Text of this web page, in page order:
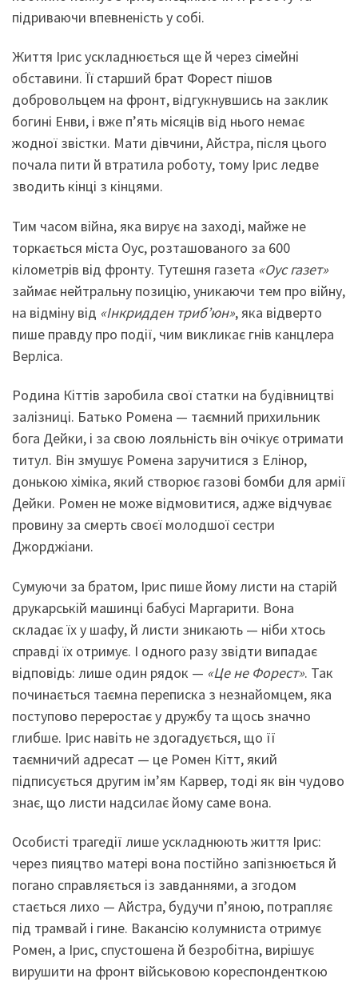
підриваючи впевненість у собі.
Життя Ірис ускладнюється ще й через сімейні
обставини. Її старший брат Форест пішов
добровольцем на фронт, відгукнувшись на заклик
богині Енви, і вже п’ять місяців від нього немає
жодної звістки. Мати дівчини, Айстра, після цього
почала пити й втратила роботу, тому Ірис ледве
зводить кінці з кінцями.
Тим часом війна, яка вирує на заході, майже не
торкається міста Оус, розташованого за 600
кілометрів від фронту. Тутешня газета «Оус газет»
займає нейтральну позицію, уникаючи тем про війну,
на відміну від «Інкридден триб’юн», яка відверто
пише правду про події, чим викликає гнів канцлера
Верліса.
Родина Кіттів заробила свої статки на будівництві
залізниці. Батько Ромена — таємний прихильник
бога Дейки, і за свою лояльність він очікує отримати
титул. Він змушує Ромена заручитися з Елінор,
донькою хіміка, який створює газові бомби для армії
Дейки. Ромен не може відмовитися, адже відчуває
провину за смерть своєї молодшої сестри
Джорджіани.
Сумуючи за братом, Ірис пише йому листи на старій
друкарській машинці бабусі Маргарити. Вона
складає їх у шафу, й листи зникають — ніби хтось
справді їх отримує. І одного разу звідти випадає
відповідь: лише один рядок — «Це не Форест». Так
починається таємна переписка з незнайомцем, яка
поступово переростає у дружбу та щось значно
глибше. Ірис навіть не здогадується, що її
таємничий адресат — це Ромен Кітт, який
підписується другим ім’ям Карвер, тоді як він чудово
знає, що листи надсилає йому саме вона.
Особисті трагедії лише ускладнюють життя Ірис:
через пияцтво матері вона постійно запізнюється й
погано справляється із завданнями, а згодом
стається лихо — Айстра, будучи п’яною, потрапляє
під трамвай і гине. Вакансію колумниста отримує
Ромен, а Ірис, спустошена й безробітна, вирішує
вирушити на фронт військовою кореспонденткою